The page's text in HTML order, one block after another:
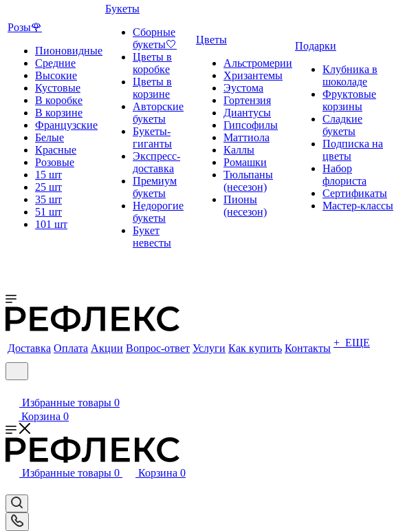
Розы🌹
Пионовидные
Средние
Высокие
Кустовые
В коробке
В корзине
Французские
Белые
Красные
Розовые
15 шт
25 шт
35 шт
51 шт
101 шт
Букеты
Сборные
букеты🤍
Цветы в
коробке
Цветы в
корзине
Авторские
букеты
Букеты-
гиганты
Экспресс-
доставка
Премиум
букеты
Недорогие
букеты
Букет
невесты
Цветы
Альстромерии
Хризантемы
Эустома
Гортензия
Диантусы
Гипсофилы
Маттиола
Каллы
Ромашки
Тюльпаны
(несезон)
Пионы
(несезон)
Подарки
Клубника в
шоколаде
Фруктовые
корзины
Сладкие
букеты
Подписка на
цветы
Набор
флориста
Сертификаты
Мастер-классы
Доставка Оплата Акции Вопрос-ответ Услуги Как купить Контакты + ЕЩЕ
Избранные товары 0
Корзина 0
Избранные товары 0 Корзина 0